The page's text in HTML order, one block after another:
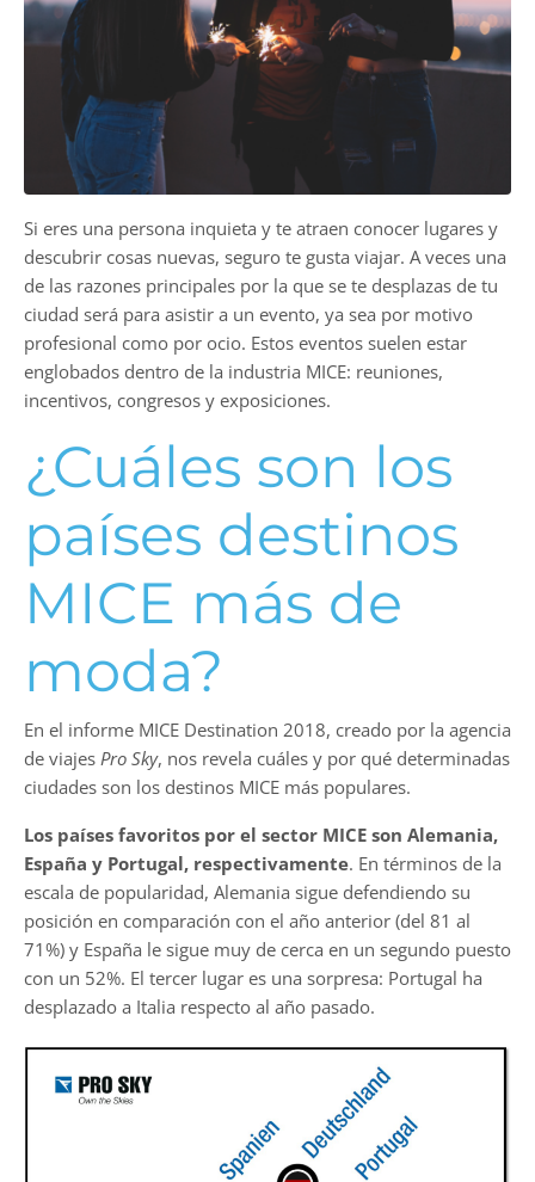
Si eres una persona inquieta y te atraen conocer lugares y
descubrir cosas nuevas, seguro te gusta viajar. A veces una
de las razones principales por la que se te desplazas de tu
ciudad será para asistir a un evento, ya sea por motivo
profesional como por ocio. Estos eventos suelen estar
englobados dentro de la industria MICE: reuniones,
incentivos, congresos y exposiciones.
¿Cuáles son los
países destinos
MICE más de
moda?
En el informe MICE Destination 2018, creado por la agencia
de viajes Pro Sky, nos revela cuáles y por qué determinadas
ciudades son los destinos MICE más populares.
Los países favoritos por el sector MICE son Alemania,
España y Portugal, respectivamente. En términos de la
escala de popularidad, Alemania sigue defendiendo su
posición en comparación con el año anterior (del 81 al
71%) y España le sigue muy de cerca en un segundo puesto
con un 52%. El tercer lugar es una sorpresa: Portugal ha
desplazado a Italia respecto al año pasado.